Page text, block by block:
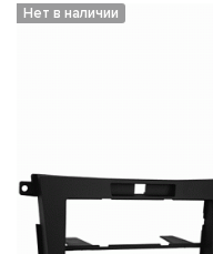
Нет в наличии